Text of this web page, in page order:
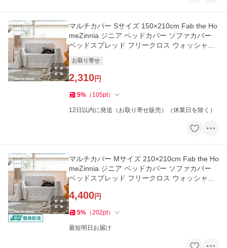
マルチカバー Sサイズ 150×210cm Fab the Ho
meZinnia ジニア ベッドカバー ソファカバー
ベッドスプレッド フリークロス ウォッシャブ
お取り寄せ
2,310円
5% （ 105pt）
12日以内に発送（お取り寄せ販売）（休業日を除く）
マルチカバー Mサイズ 210×210cm Fab the Ho
meZinnia ジニア ベッドカバー ソファカバー
ベッドスプレッド フリークロス ウォッシャブ
4,400円
5% （202pt）
最短明日お届け